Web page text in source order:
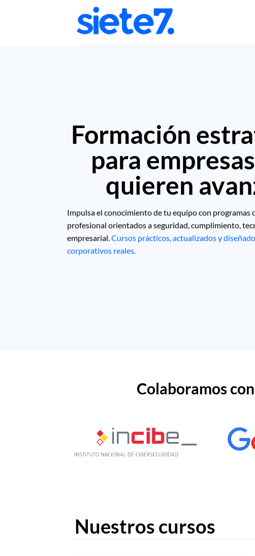
Formación
para
quieren
Impulsa el conocimiento de tu equipo con programas
profesional orientados a seguridad, cumplimiento,
empresarial.Cursos prácticos, actualizados y
corporativos reales.
Colaboramos con
Nuestros cursos